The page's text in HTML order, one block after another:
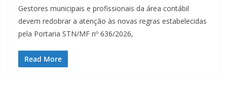
Gestores municipais e profissionais da área contábil
devem redobrar a atenção às novas regras estabelecidas
pela Portaria STN/MF nº 636/2026,
Read More